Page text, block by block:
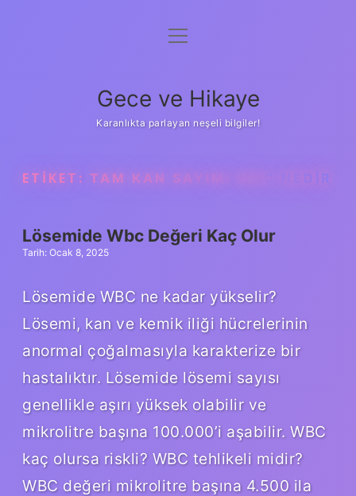
Anasayfa
Yasal Uyarı
menüyü
Gece ve Hikaye
Karanlıkta parlayan neşeli bilgiler!
ETIKET: TAM KAN SAYIMI WBC NEDIR
Lösemide Wbc Değeri Kaç Olur
Tarih: Ocak 8, 2025
Lösemide WBC ne kadar yükselir?
Lösemi, kan ve kemik iliği hücrelerinin
anormal çoğalmasıyla karakterize bir
hastalıktır. Lösemide lösemi sayısı
genellikle aşırı yüksek olabilir ve
mikrolitre başına 100.000’i aşabilir. WBC
kaç olursa riskli? WBC tehlikeli midir?
WBC değeri mikrolitre başına 4.500 ila